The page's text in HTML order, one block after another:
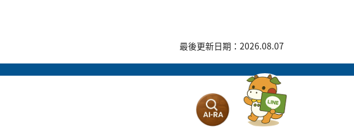
最後更新日期：2026.08.07